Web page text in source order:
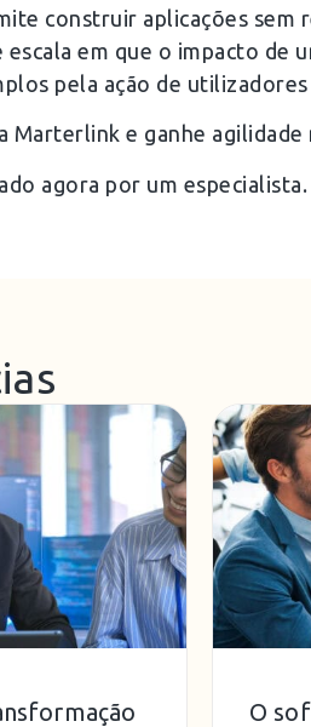
construir aplicações sem
em que o impacto de
pela ação de
Marterlink e ganhe agilidade
agora por um especialista.
O